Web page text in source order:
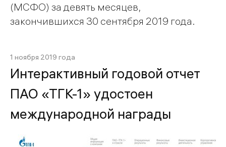
(МСФО) за девять месяцев,
закончившихся 30 сентября 2019 года.
1 ноября 2019 года
Интерактивный годовой отчет
ПАО «ТГК-1» удостоен
международной награды